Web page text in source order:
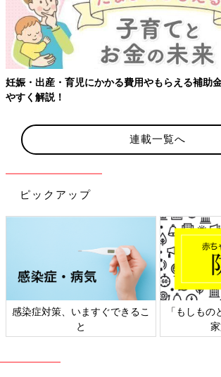
妊娠・出産・育児にかかる費用やもらえる補助
やすく解説！
連載一覧へ
ピックアップ
感染症対策、いますぐできるこ
と
「もしもの